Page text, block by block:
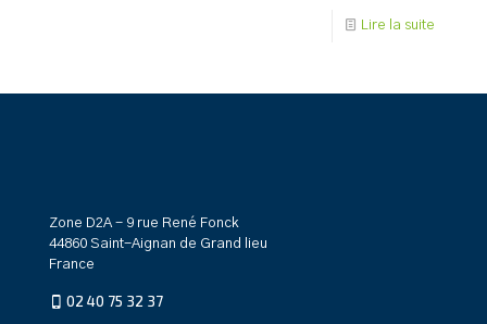
Lire la suite
Zone D2A - 9 rue René Fonck
44860 Saint-Aignan de Grand lieu
France
02 40 75 32 37